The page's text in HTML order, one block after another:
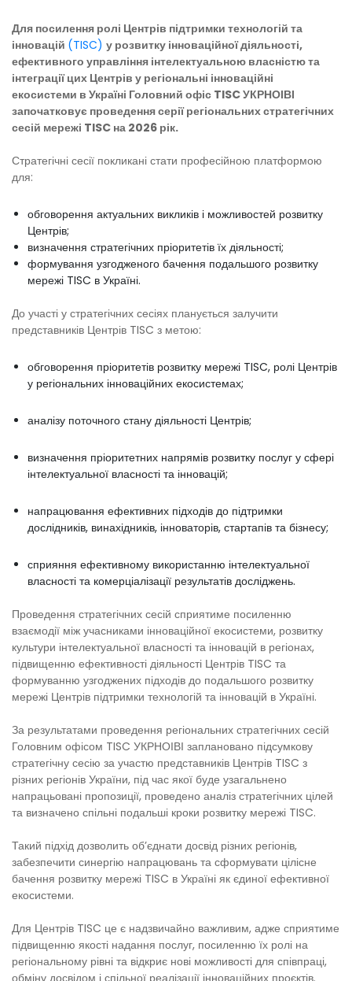
Для посилення ролі Центрів підтримки технологій та
інновацій (TISC) у розвитку інноваційної діяльності,
ефективного управління інтелектуальною власністю та
інтеграції цих Центрів у регіональні інноваційні
екосистеми в Україні Головний офіс TISC УКРНОІВІ
започатковує проведення серії регіональних стратегічних
сесій мережі TISC на 2026 рік.
Стратегічні сесії покликані стати професійною платформою
для:
обговорення актуальних викликів і можливостей розвитку
Центрів;
визначення стратегічних пріоритетів їх діяльності;
формування узгодженого бачення подальшого розвитку
мережі TISC в Україні.
До участі у стратегічних сесіях планується залучити
представників Центрів TISC з метою:
обговорення пріоритетів розвитку мережі TISC, ролі Центрів
у регіональних інноваційних екосистемах;
аналізу поточного стану діяльності Центрів;
визначення пріоритетних напрямів розвитку послуг у сфері
інтелектуальної власності та інновацій;
напрацювання ефективних підходів до підтримки
дослідників, винахідників, інноваторів, стартапів та бізнесу;
сприяння ефективному використанню інтелектуальної
власності та комерціалізації результатів досліджень.
Проведення стратегічних сесій сприятиме посиленню
взаємодії між учасниками інноваційної екосистеми, розвитку
культури інтелектуальної власності та інновацій в регіонах,
підвищенню ефективності діяльності Центрів TISC та
формуванню узгоджених підходів до подальшого розвитку
мережі Центрів підтримки технологій та інновацій в Україні.
За результатами проведення регіональних стратегічних сесій
Головним офісом TISC УКРНОІВІ заплановано підсумкову
стратегічну сесію за участю представників Центрів TISC з
різних регіонів України, під час якої буде узагальнено
напрацьовані пропозиції, проведено аналіз стратегічних цілей
та визначено спільні подальші кроки розвитку мережі TISC.
Такий підхід дозволить об’єднати досвід різних регіонів,
забезпечити синергію напрацювань та сформувати цілісне
бачення розвитку мережі TISC в Україні як єдиної ефективної
екосистеми.
Для Центрів TISC це є надзвичайно важливим, адже сприятиме
підвищенню якості надання послуг, посиленню їх ролі на
регіональному рівні та відкриє нові можливості для співпраці,
обміну досвідом і спільної реалізації інноваційних проєктів.